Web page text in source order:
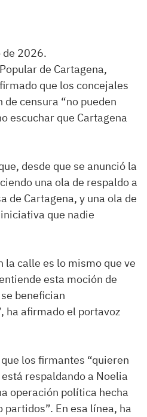
de 2026.
de Cartagena,
que los concejales
censura “no pueden
escuchar que Cartagena
desde que se anunció la
una ola de respaldo a
de Cartagena, y una ola de
que nadie
la calle es lo mismo que ve
esta moción de
benefician
ha afirmado el portavoz
los firmantes “quieren
respaldando a Noelia
operación política hecha
En esa línea, ha